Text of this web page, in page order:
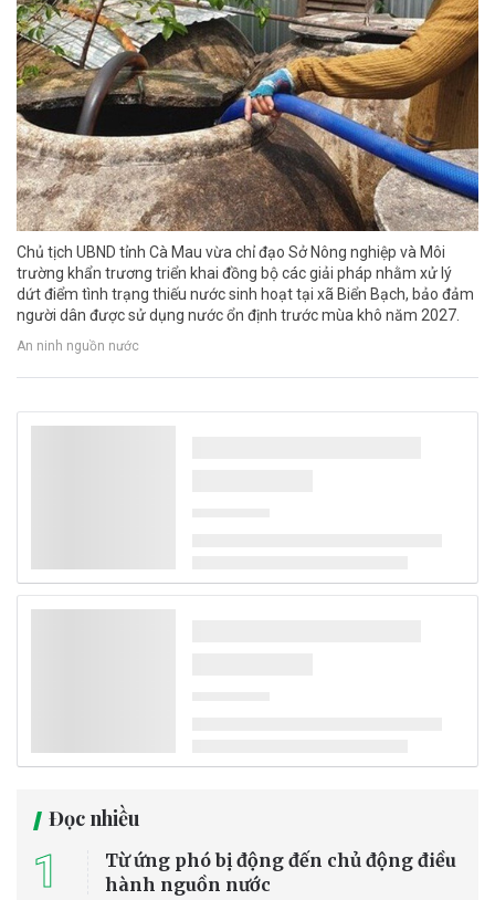
Chủ tịch UBND tỉnh Cà Mau vừa chỉ đạo Sở Nông nghiệp và Môi
trường khẩn trương triển khai đồng bộ các giải pháp nhằm xử lý
dứt điểm tình trạng thiếu nước sinh hoạt tại xã Biển Bạch, bảo đảm
người dân được sử dụng nước ổn định trước mùa khô năm 2027.
An ninh nguồn nước
Đọc nhiều
1
Từ ứng phó bị động đến chủ động điều
hành nguồn nước